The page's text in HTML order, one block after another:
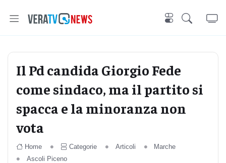
Il Pd candida Giorgio Fede
come sindaco, ma il partito si
spacca e la minoranza non
vota
Home Categorie Articoli
Marche
Ascoli Piceno